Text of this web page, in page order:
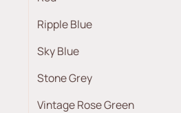
Ripple Blue
Sky Blue
Stone Grey
Vintage Rose Green